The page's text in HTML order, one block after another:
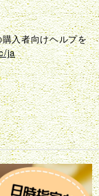
購入者向けヘルプを
ja